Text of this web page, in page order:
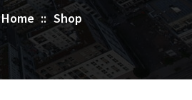
Home :: Shop